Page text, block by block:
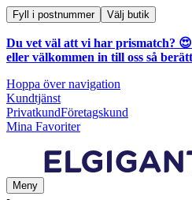
Fyll i postnummer Välj butik
Du vet väl att vi har prismatch? 😍
eller välkommen in till oss så
Hoppa över navigation
Kundtjänst
PrivatkundFöretagskund
Mina Favoriter
Meny